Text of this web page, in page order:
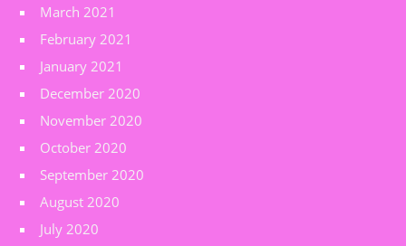
March 2021
February 2021
January 2021
December 2020
November 2020
October 2020
September 2020
August 2020
July 2020